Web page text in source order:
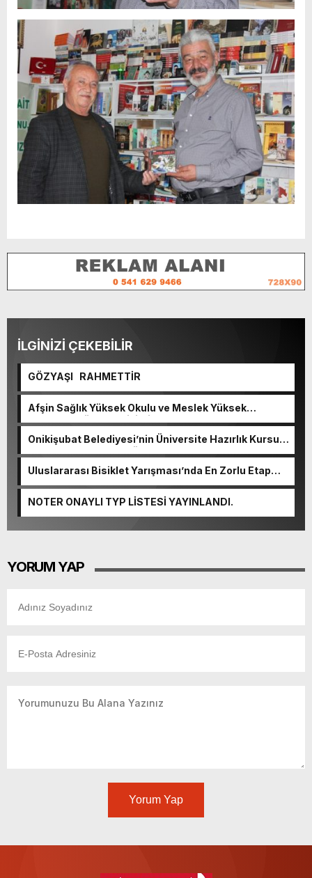
İLGİNİZİ ÇEKEBİLİR
GÖZYAŞI RAHMETTİR
Afşin Sağlık Yüksek Okulu ve Meslek Yüksek
Okulunda görev değişimi!
Onikişubat Belediyesi’nin Üniversite Hazırlık Kursu
başvurularında son gün 7 Ağustos.
Uluslararası Bisiklet Yarışması’nda En Zorlu Etap
NOTER ONAYLI TYP LİSTESİ YAYINLANDI.
YORUM YAP
Yorum Yap